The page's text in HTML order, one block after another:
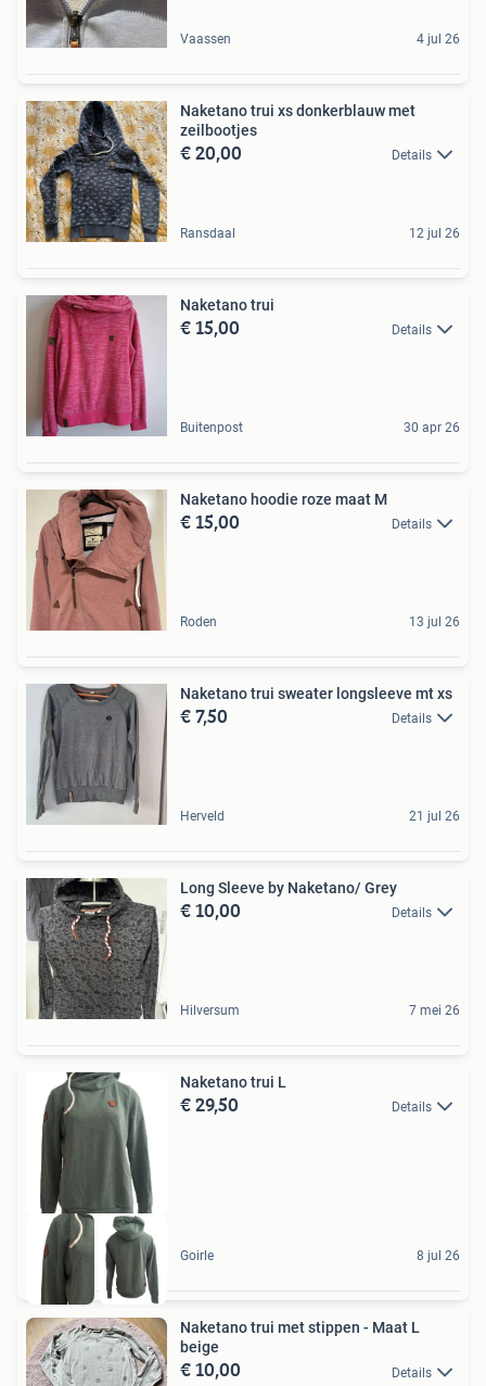
Vaassen 4 jul 26
Naketano trui xs donkerblauw met
zeilbootjes
€ 20,00 Details
Ransdaal 12 jul 26
Naketano trui
€ 15,00 Details
Buitenpost 30 apr 26
Naketano hoodie roze maat M
€ 15,00 Details
Roden 13 jul 26
Naketano trui sweater longsleeve mt xs
€ 7,50 Details
Herveld 21 jul 26
Long Sleeve by Naketano/ Grey
€ 10,00 Details
Hilversum 7 mei 26
Naketano trui L
€ 29,50 Details
Goirle 8 jul 26
Naketano trui met stippen - Maat L
beige
€ 10,00 Details